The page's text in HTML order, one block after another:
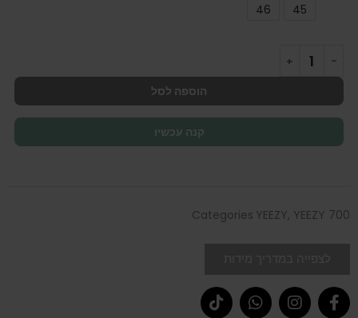
45
46
הוספה לסל
קנה עכשיו
Categories YEEZY, YEEZY 700